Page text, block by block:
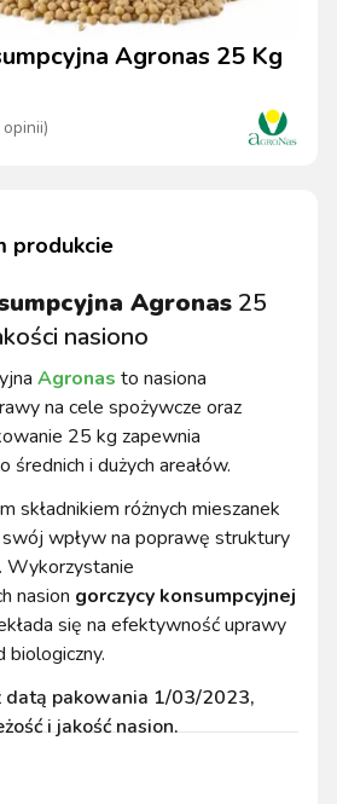
Agronas 25 Kg
opinii)
produkcie
Agronas 25
nasiono
Agronas to nasiona
na cele spożywcze oraz
25 kg zapewnia
średnich i dużych areałów.
składnikiem różnych mieszanek
swój wpływ na poprawę struktury
Wykorzystanie
nasion gorczycy konsumpcyjnej
się na efektywność uprawy
biologiczny.
datą pakowania 1/03/2023,
i jakość nasion.